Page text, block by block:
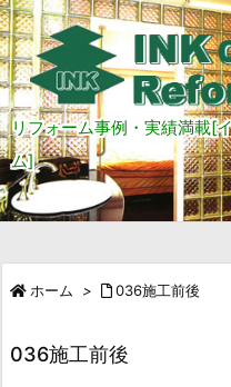
リフォーム事例・実績満載[
ム]
ホーム > 036施工前後
036施工前後